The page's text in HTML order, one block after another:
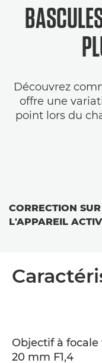
Découvrez
offre une
point lors du
CORRECTION SUR
L'APPAREIL
Objectif à
20 mm F1,4